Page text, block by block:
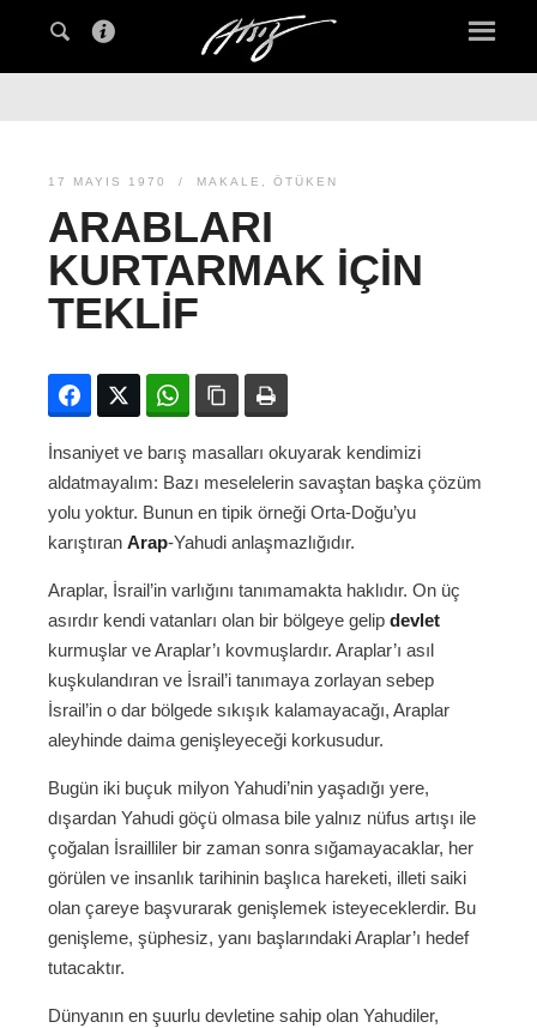
17 MAYIS 1970 MAKALE , ÖTÜKEN
ARABLARI
KURTARMAK IÇIN
TEKLIF
FacebookTwitter WhatsAppBağlanıyı kopyala
İnsaniyet ve barış masalları okuyarak kendimizi
aldatmayalım: Bazı meselelerin savaştan başka çözüm
yolu yoktur. Bunun en tipik örneği Orta-Doğu’yu
karıştıran Arap-Yahudi anlaşmazlığıdır.
Araplar, İsrail’in varlığını tanımamakta haklıdır. On üç
asırdır kendi vatanları olan bir bölgeye gelip devlet
kurmuşlar ve Araplar’ı kovmuşlardır. Araplar’ı asıl
kuşkulandıran ve İsrail’i tanımaya zorlayan sebep
İsrail’in o dar bölgede sıkışık kalamayacağı, Araplar
aleyhinde daima genişleyeceği korkusudur.
Bugün iki buçuk milyon Yahudi’nin yaşadığı yere,
dışardan Yahudi göçü olmasa bile yalnız nüfus artışı ile
çoğalan İsrailliler bir zaman sonra sığamayacaklar, her
görülen ve insanlık tarihinin başlıca hareketi, illeti saiki
olan çareye başvurarak genişlemek isteyeceklerdir. Bu
genişleme, şüphesiz, yanı başlarındaki Araplar’ı hedef
tutacaktır.
Dünyanın en şuurlu devletine sahip olan Yahudiler,